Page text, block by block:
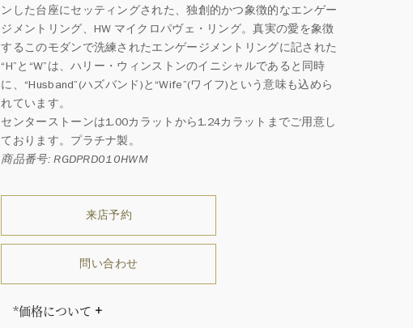
ンした台座にセッティングされた、独創的かつ象徴的なエンゲー
ジメントリング、HW マイクロパヴェ・リング。真実の愛を象徴
するこのモダンで洗練されたエンゲージメントリングに記された
“H”と“W”は、ハリー・ウィンストンのイニシャルであると同時
に、“Husband”(ハズバンド)と“Wife”(ワイフ)という意味も込めら
れています。
センターストーンは1.00カラットから1.24カラットまでご用意し
ております。プラチナ製。
商品番号: RGDPRD010HWM
来店予約
問い合わせ
*価格について